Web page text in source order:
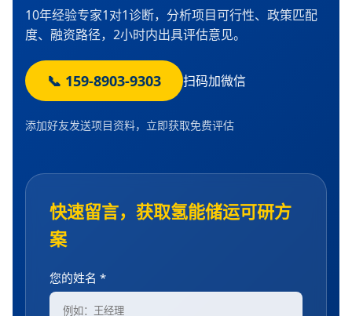
10年经验专家1对1诊断，分析项目可行性、政策匹配
度、融资路径，2小时内出具评估意见。
📞 159-8903-9303 扫码加微信
添加好友发送项目资料，立即获取免费评估
快速留言，获取氢能储运可研方
案
您的姓名 *